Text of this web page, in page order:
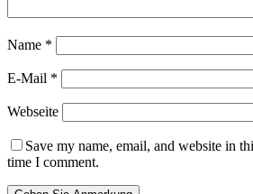
Name *
E-Mail *
Webseite
Save my name, email, and website in
time I comment.